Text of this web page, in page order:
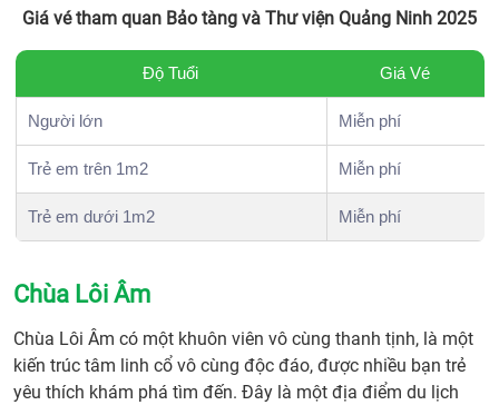
Giá vé tham quan Bảo tàng và Thư viện Quảng Ninh 2025
Độ Tuổi Giá Vé
Người lớn Miễn phí
Trẻ em trên 1m2 Miễn phí
Trẻ em dưới 1m2 Miễn phí
Chùa Lôi Âm
Chùa Lôi Âm có một khuôn viên vô cùng thanh tịnh, là một
kiến trúc tâm linh cổ vô cùng độc đáo, được nhiều bạn trẻ
yêu thích khám phá tìm đến. Đây là một địa điểm du lịch